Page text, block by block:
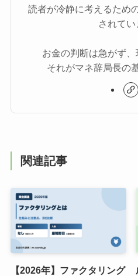
読者が冷静に考えるため
されてい
お金の判断は急がず、
それがマネ辞局長の
関連記事
【2026年】ファクタリング